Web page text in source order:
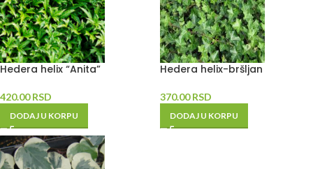
Hedera helix “Anita”
420.00RSD
DODAJ U KORPU
Hedera helix-bršljan
370.00RSD
DODAJ U KORPU